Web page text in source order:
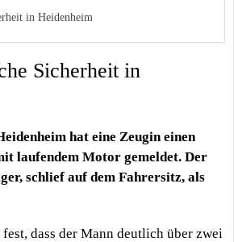
in Heidenheim
Sicherheit in
hat eine Zeugin einen
laufendem Motor gemeldet. Der
schlief auf dem Fahrersitz, als
dass der Mann deutlich über zwei